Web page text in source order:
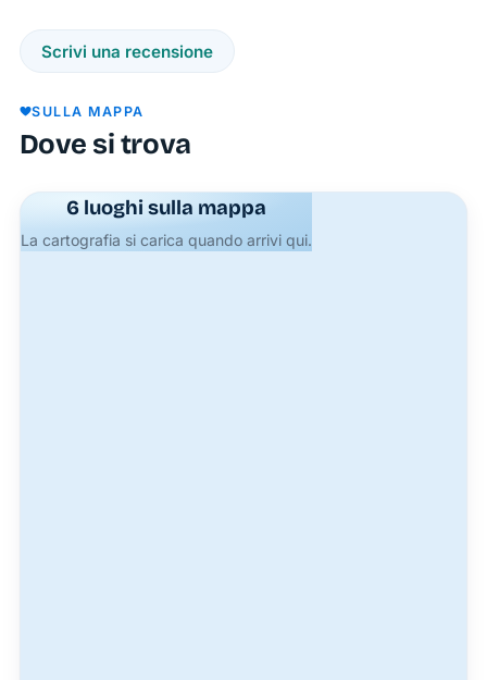
assistita.
Preparati
ad
esplorare
calette
segrete,
scogliere
affascinanti
Scrivi una recensione
SULLA MAPPA
Dove si trova
6 luoghi sulla mappa
La cartografia si carica quando arrivi qui.